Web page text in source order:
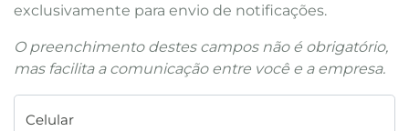
exclusivamente para envio de notificações.
O preenchimento destes campos não é obrigatório,
mas facilita a comunicação entre você e a empresa.
Celular